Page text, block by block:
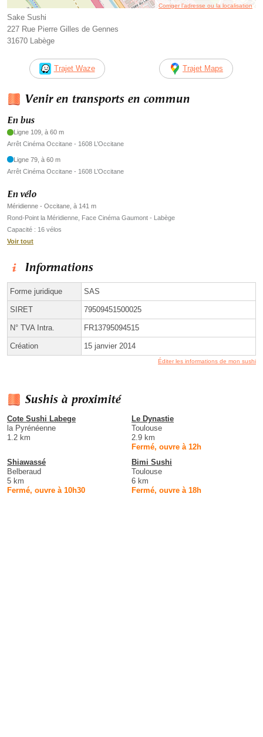
Corriger l’adresse ou la localisation
Sake Sushi
227 Rue Pierre Gilles de Gennes
31670 Labège
Trajet Waze Trajet Maps
Venir en transports en commun
En bus
Ligne 109, à 60 m
Arrêt Cinéma Occitane - 1608 L’Occitane
Ligne 79, à 60 m
Arrêt Cinéma Occitane - 1608 L’Occitane
En vélo
Méridienne - Occitane, à 141 m
Rond-Point la Méridienne, Face Cinéma Gaumont - Labège
Capacité : 16 vélos
Voir tout
Informations
Forme juridique SAS
SIRET 79509451500025
N° TVA Intra. FR13795094515
Création 15 janvier 2014
Éditer les informations de mon sushi
Sushis à proximité
Cote Sushi Labege
la Pyrénéenne
1.2 km
Le Dynastie
Toulouse
2.9 km
Fermé, ouvre à 12h
Shiawassé
Belberaud
5 km
Fermé, ouvre à 10h30
Bimi Sushi
Toulouse
6 km
Fermé, ouvre à 18h